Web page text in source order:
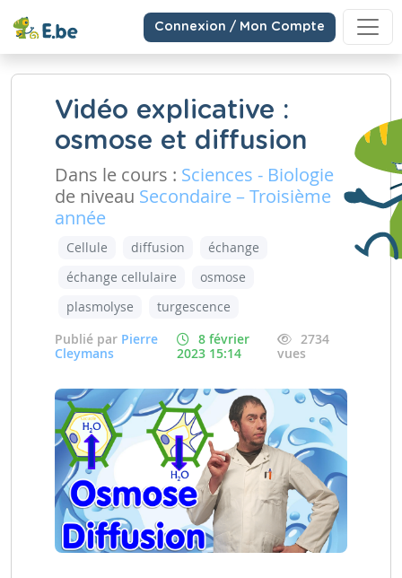
Connexion / Mon Compte
Vidéo explicative :
osmose et diffusion
Dans le cours : Sciences - Biologie
de niveau Secondaire – Troisième
année
Cellule diffusion
échange
échange cellulaire
osmose
plasmolyse
turgescence
Publié par Pierre
Cleymans
8 février
2023 15:14
2734
vues